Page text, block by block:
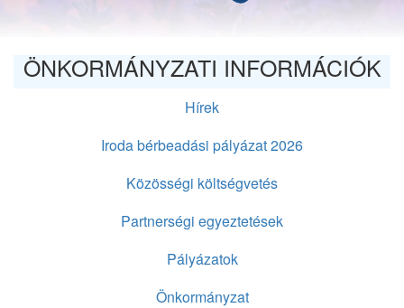
ÖNKORMÁNYZATI INFORMÁCIÓK
Hírek
Iroda bérbeadási pályázat 2026
Közösségi költségvetés
Partnerségi egyeztetések
Pályázatok
Önkormányzat